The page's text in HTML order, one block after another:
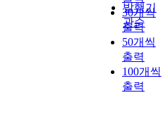
발행기
관순
30개씩
출력
50개씩
출력
100개씩
출력